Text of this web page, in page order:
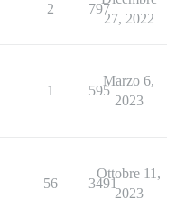
2 797
27, 2022
1 595
Marzo 6,
2023
56 3491
Ottobre 11,
2023